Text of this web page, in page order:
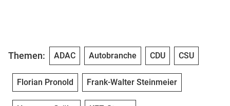
Themen: ADAC Autobranche CDU CSU
Florian Pronold Frank-Walter Steinmeier